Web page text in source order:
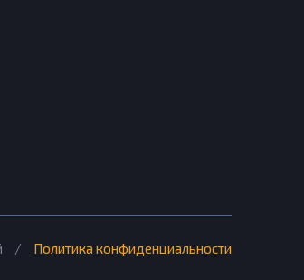
/ Политика конфиденциальности